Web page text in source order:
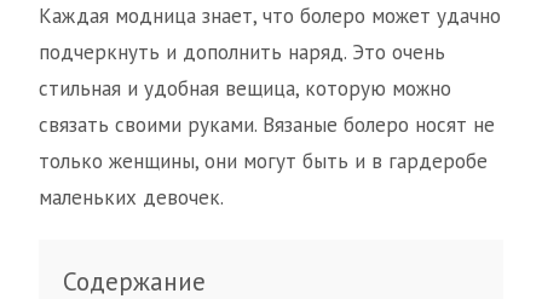
Каждая модница знает, что болеро может удачно
подчеркнуть и дополнить наряд. Это очень
стильная и удобная вещица, которую можно
связать своими руками. Вязаные болеро носят не
только женщины, они могут быть и в гардеробе
маленьких девочек.
Содержание